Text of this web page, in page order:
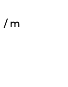
/ m